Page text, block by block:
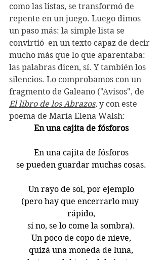
como las listas, se transformó de
repente en un juego. Luego dimos
un paso más: la simple lista se
convirtió  en un texto capaz de decir
mucho más que lo que aparentaba:
las palabras dicen, sí. Y también los
silencios. Lo comprobamos con un
fragmento de Galeano ("Avisos", de
El libro de los Abrazos, y con este
poema de María Elena Walsh:
En una cajita de fósforos
En una cajita de fósforos
se pueden guardar muchas cosas.
Un rayo de sol, por ejemplo
(pero hay que encerrarlo muy
rápido,
si no, se lo come la sombra).
Un poco de copo de nieve,
quizá una moneda de luna,